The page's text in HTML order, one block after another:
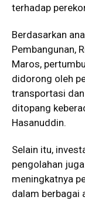
terhadap
Berdasarkan
Pembangunan,
Maros,
didorong oleh
transportasi
ditopang
Hasanuddin.
Selain itu,
pengolahan
meningkatnya
dalam berbagai